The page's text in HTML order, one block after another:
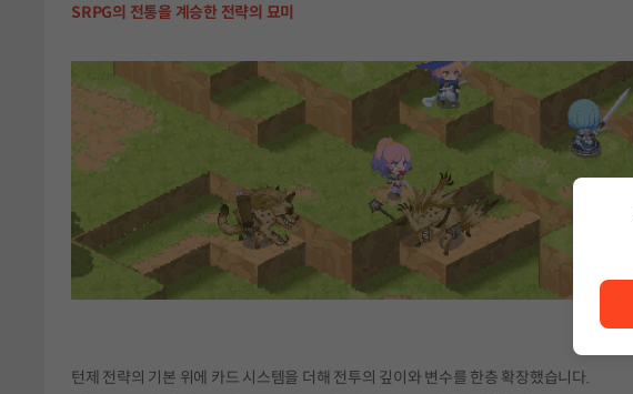
SRPG의 전통을 계승한 전략의 묘미
턴제 전략의 기본 위에 카드 시스템을 더해 전투의 깊이와 변수를 한층 확장했습니다.